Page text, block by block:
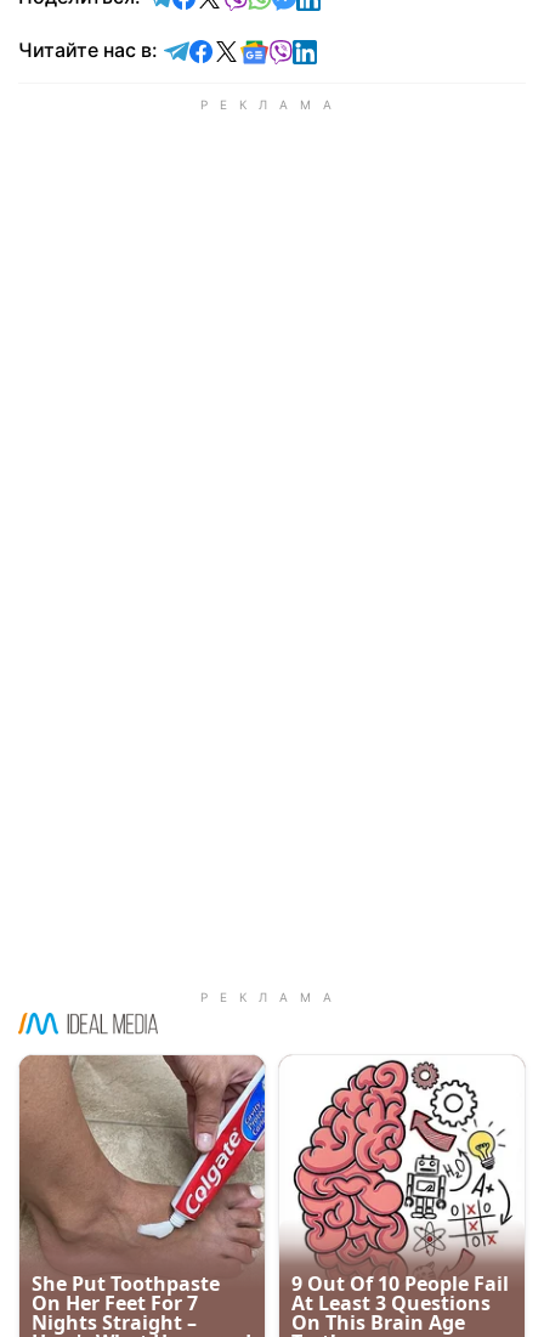
Читайте нас в: Читайте в Telegram
Читайте в Facebook
Читайте в X
Читайте в Google news
Читайте в Viber
Читайте в LinkedIn